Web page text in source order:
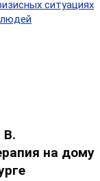
ситуациях
В.
на дому